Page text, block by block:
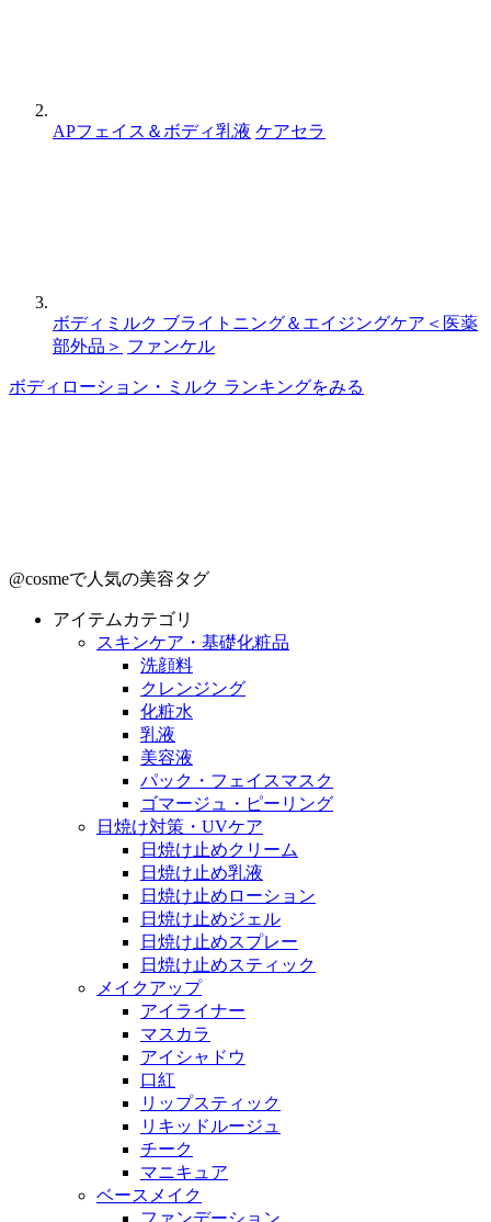
APフェイス＆ボディ乳液 ケアセラ
ボディミルク ブライトニング＆エイジングケア＜医薬
部外品＞ ファンケル
ボディローション・ミルク ランキングをみる
@cosmeで人気の美容タグ
アイテムカテゴリ
スキンケア・基礎化粧品
洗顔料
クレンジング
化粧水
乳液
美容液
パック・フェイスマスク
ゴマージュ・ピーリング
日焼け対策・UVケア
日焼け止めクリーム
日焼け止め乳液
日焼け止めローション
日焼け止めジェル
日焼け止めスプレー
日焼け止めスティック
メイクアップ
アイライナー
マスカラ
アイシャドウ
口紅
リップスティック
リキッドルージュ
チーク
マニキュア
ベースメイク